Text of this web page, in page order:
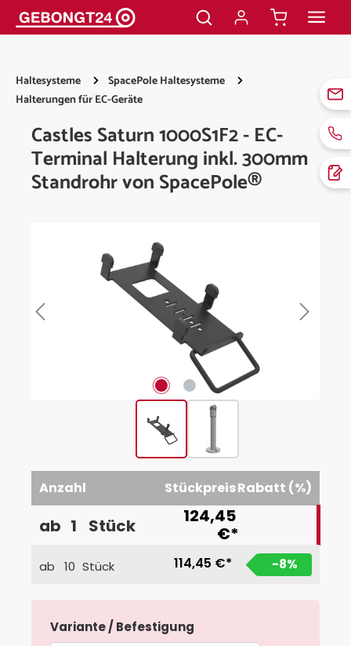
springen
Haltesysteme
SpacePole Haltesysteme
Halterungen für EC-Geräte
Castles Saturn 1000S1F2 - EC-
Terminal Halterung inkl. 300mm
Standrohr von SpacePole®
Anzahl StückpreisRabatt (%)
ab 1 Stück
124,45
€*
ab 10 Stück 114,45 €* -8%
Variante / Befestigung